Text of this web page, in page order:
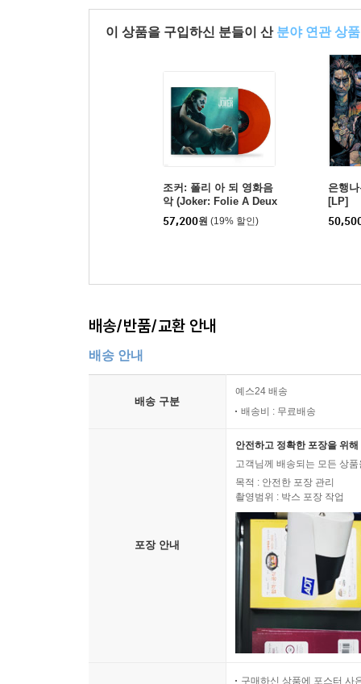
이 상품을 구입하신 분들이 산 분야 연관 상품
조커: 폴리 아 되 영화음
악 (Joker: Folie A Deux
OST) [투명 레드 컬러 L
P]
57,200원 (19% 할인)
은행
[LP]
배송/반품/교환 안내
배송 안내
배송 구분
예스24 배송
배송비 : 무료배송
포장 안내
안전하고 정확한 포장을 위
고객님께 배송되는 모든 상
목적 : 안전한 포장 관리
촬영범위 : 박스 포장 작업
구매하신 상품에 포스터 사